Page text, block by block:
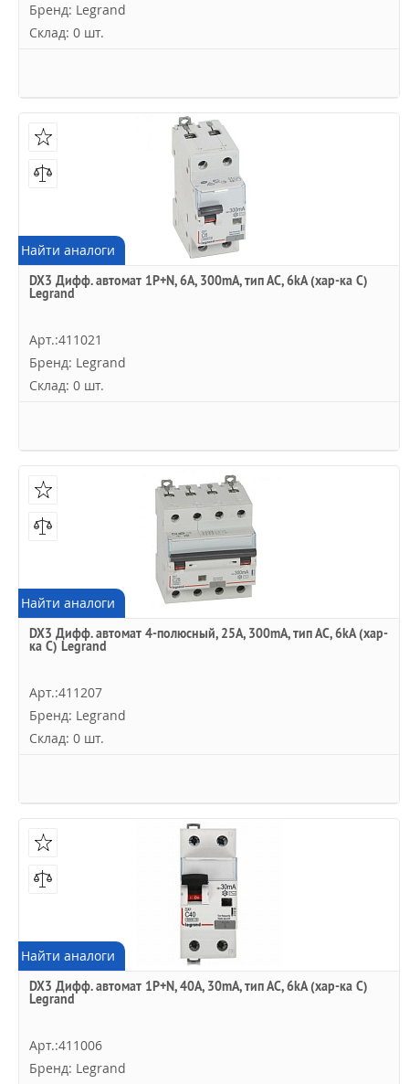
Бренд: Legrand
Склад: 0 шт.
Найти аналоги
DX3 Дифф. автомат 1P+N, 6A, 300mA, тип АC, 6kA (хар-ка C)
Legrand
Арт.:411021
Бренд: Legrand
Склад: 0 шт.
Найти аналоги
DX3 Дифф. автомат 4-полюсный, 25A, 300mA, тип АC, 6kA (хар-
ка C) Legrand
Арт.:411207
Бренд: Legrand
Склад: 0 шт.
Найти аналоги
DX3 Дифф. автомат 1P+N, 40A, 30mA, тип АC, 6kA (хар-ка C)
Legrand
Арт.:411006
Бренд: Legrand